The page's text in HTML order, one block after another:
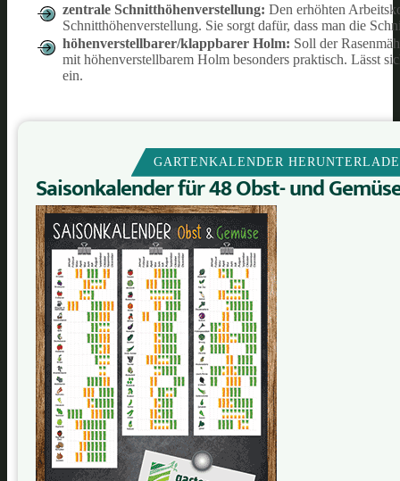
zentrale Schnitthöhenverstellung: Den erhöhten
Schnitthöhenverstellung. Sie sorgt dafür, dass man die
höhenverstellbarer/klappbarer Holm: Soll der
mit höhenverstellbarem Holm besonders praktisch. Lässt
ein.
GARTENKALENDER
Saisonkalender für 48 Obst- und